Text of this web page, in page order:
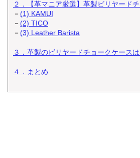
２．【革マニア厳選】革製ビリヤード
－ (1) KAMUI
－ (2) TICO
－ (3) Leather Barista
３．革製のビリヤードチョークケース
４．まとめ